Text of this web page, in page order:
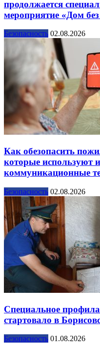
продолжается
мероприятие «Дом
Безопасность 02.08.2026
Как обезопасить
которые используют
коммуникационные
Безопасность 02.08.2026
Специальное
стартовало в
Безопасность 01.08.2026